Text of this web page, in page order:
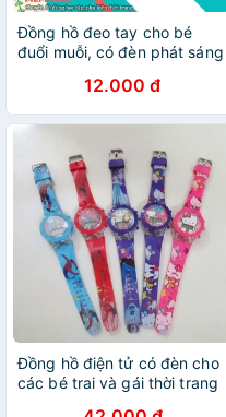
Đồng hồ đeo tay cho bé
đuổi muỗi, có đèn phát sáng
12.000 đ
Đồng hồ điện tử có đèn cho
các bé trai và gái thời trang